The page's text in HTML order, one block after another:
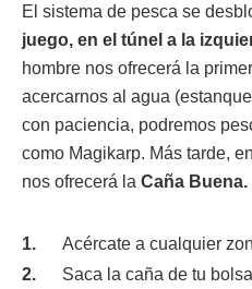
El sistema de pesca se
juego, en el túnel a la
hombre nos ofrecerá la
acercarnos al agua
con paciencia, podremos
como Magikarp. Más tarde,
nos ofrecerá la Caña Buena.
Acércate a cualquier
Saca la caña de tu